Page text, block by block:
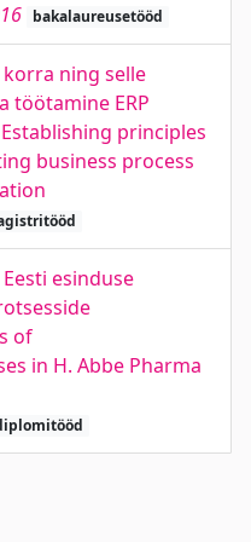
bakalaureusetööd
ning selle
töötamine ERP
principles
business process
esinduse
of
in H. Abbe Pharma